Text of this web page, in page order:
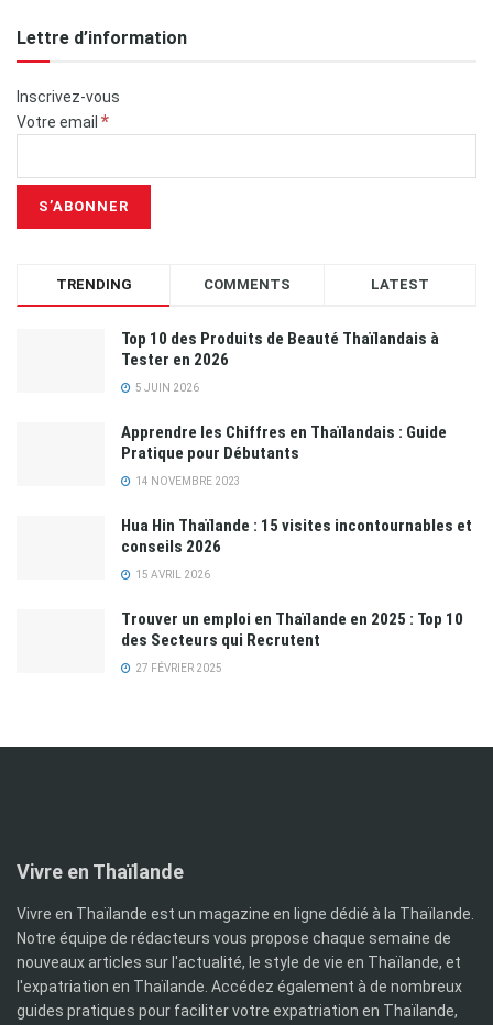
Lettre d’information
Inscrivez-vous
Votre email *
TRENDING COMMENTS LATEST
Top 10 des Produits de Beauté Thaïlandais à
Tester en 2026
5 JUIN 2026
Apprendre les Chiffres en Thaïlandais : Guide
Pratique pour Débutants
14 NOVEMBRE 2023
Hua Hin Thaïlande : 15 visites incontournables et
conseils 2026
15 AVRIL 2026
Trouver un emploi en Thaïlande en 2025 : Top 10
des Secteurs qui Recrutent
27 FÉVRIER 2025
Vivre en Thaïlande
Vivre en Thaïlande est un magazine en ligne dédié à la Thaïlande.
Notre équipe de rédacteurs vous propose chaque semaine de
nouveaux articles sur l'actualité, le style de vie en Thaïlande, et
l'expatriation en Thaïlande. Accédez également à de nombreux
guides pratiques pour faciliter votre expatriation en Thaïlande,